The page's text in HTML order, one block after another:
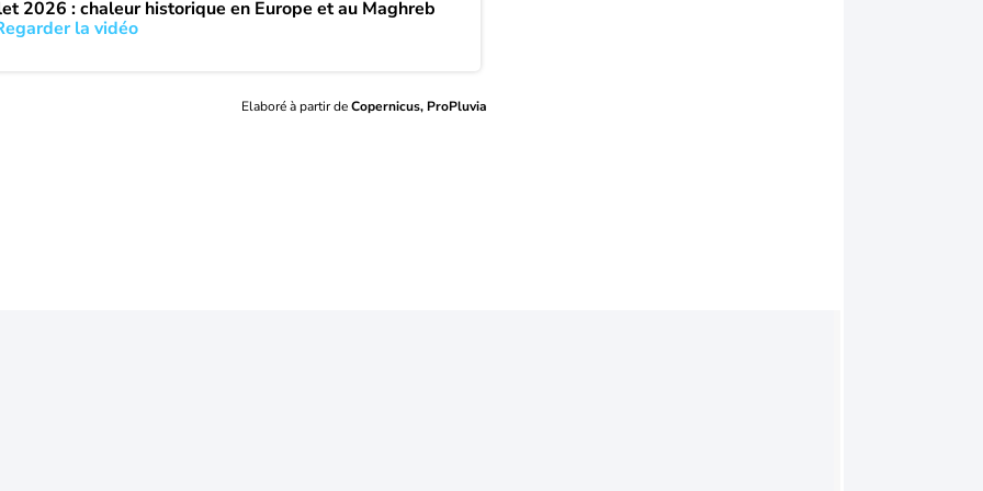
2026 : chaleur historique en Europe et au Maghreb
la vidéo
Elaboré à partir deCopernicus, ProPluvia